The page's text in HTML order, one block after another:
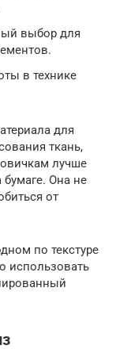
выбор для
в технике
для
ткань,
лучше
Она не
от
по текстуре
использовать